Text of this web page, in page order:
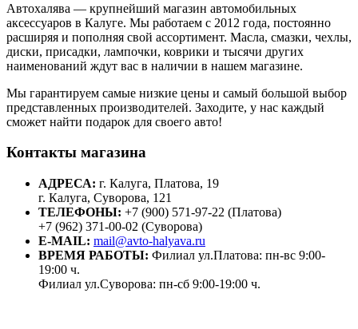
Автохалява — крупнейший магазин автомобильных
аксессуаров в Калуге. Мы работаем с 2012 года, постоянно
расширяя и пополняя свой ассортимент. Масла, смазки, чехлы,
диски, присадки, лампочки, коврики и тысячи других
наименований ждут вас в наличии в нашем магазине.
Мы гарантируем самые низкие цены и самый большой выбор
представленных производителей. Заходите, у нас каждый
сможет найти подарок для своего авто!
Контакты магазина
АДРЕСА: г. Калуга, Платова, 19
г. Калуга, Суворова, 121
ТЕЛЕФОНЫ: +7 (900) 571-97-22 (Платова)
+7 (962) 371-00-02 (Суворова)
E-MAIL: mail@avto-halyava.ru
ВРЕМЯ РАБОТЫ: Филиал ул.Платова: пн-вс 9:00-
19:00 ч.
Филиал ул.Суворова: пн-сб 9:00-19:00 ч.